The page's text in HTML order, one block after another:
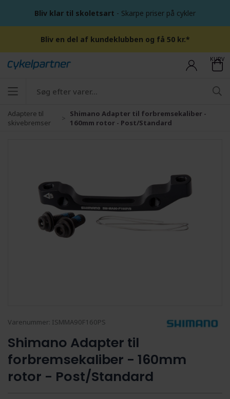
Bliv klar til skoletsart - Skarpe priser på cykler
Bliv en del af kundeklubben og få 50 kr.*
KURV
Adaptere til
skivebremser
Shimano Adapter til forbremsekaliber -
160mm rotor - Post/Standard
Varenummer: ISMMA90F160PS
Shimano Adapter til
forbremsekaliber - 160mm
rotor - Post/Standard